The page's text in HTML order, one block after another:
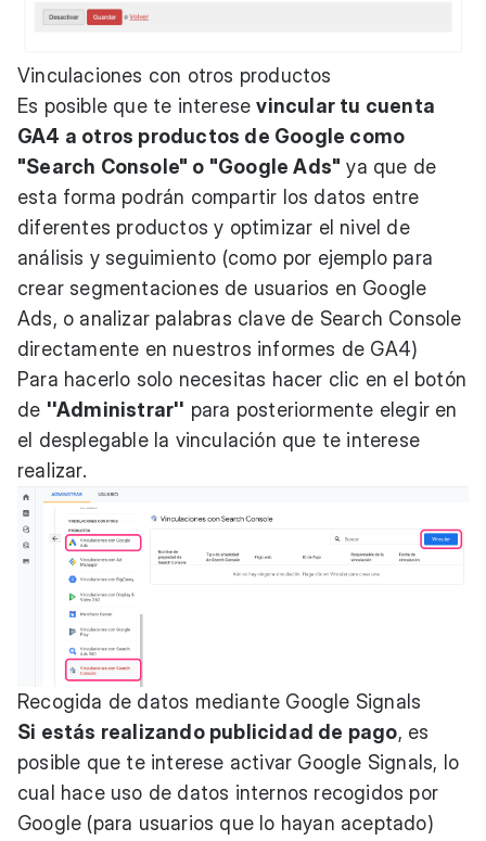
Vinculaciones con otros productos
Es posible que te interesevincular tu cuenta
GA4 a otros productos de Google como
"Search Console" o "Google Ads" ya que de
esta forma podrán compartir los datos entre
diferentes productos y optimizar el nivel de
análisis y seguimiento (como por ejemplo para
crear segmentaciones de usuarios en Google
Ads, o analizar palabras clave de Search Console
directamente en nuestros informes de GA4)
Para hacerlo solo necesitas hacer clic en el botón
de ''Administrar'' para posteriormente elegir en
el desplegable la vinculación que te interese
realizar.
Recogida de datos mediante Google Signals
Si estás realizando publicidad de pago, es
posible que te interese activar Google Signals, lo
cual hace uso de datos internos recogidos por
Google (para usuarios que lo hayan aceptado)